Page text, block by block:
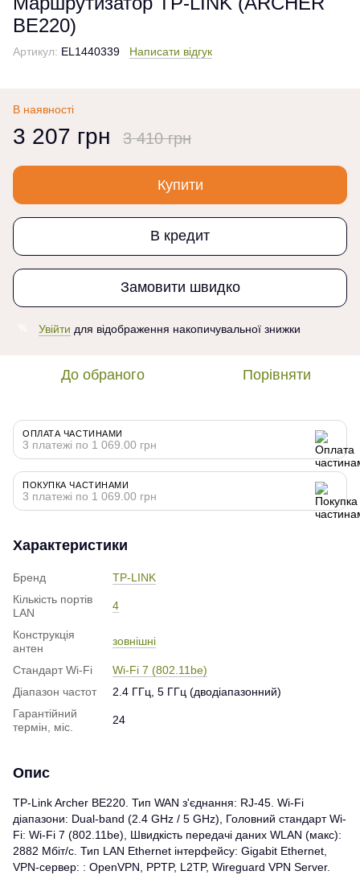
BE220)
Артикул: EL1440339 Написати відгук
В наявності
3 207 грн 3 410 грн
Купити
В кредит
Замовити швидко
Увійти для відображення накопичувальної знижки
До обраного Порівняти
ОПЛАТА ЧАСТИНАМИ
3 платежі по 1 069.00 грн
ПОКУПКА ЧАСТИНАМИ
3 платежі по 1 069.00 грн
Характеристики
Бренд
TP-LINK
Кількість портів
LAN
4
Конструкція
антен
зовнішні
Стандарт Wi-Fi
Wi-Fi 7 (802.11be)
Діапазон частот
2.4 ГГц, 5 ГГц (дводіапазонний)
Гарантійний
термін, міс.
24
Опис
TP-Link Archer BE220. Тип WAN з'єднання: RJ-45. Wi-Fi
діапазони: Dual-band (2.4 GHz / 5 GHz), Головний стандарт Wi-
Fi: Wi-Fi 7 (802.11be), Швидкість передачі даних WLAN (макс):
2882 Мбіт/с. Тип LAN Ethernet інтерфейсу: Gigabit Ethernet,
VPN-сервер: : OpenVPN, PPTP, L2TP, Wireguard VPN Server.